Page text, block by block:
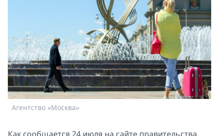
Metro
Стримы
Спецпроекты
Звезды
Выборы
2026
Скачай
Агентство «Москва»